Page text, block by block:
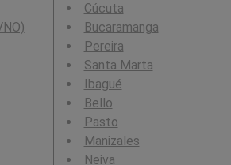
Cúcuta
Bucaramanga
Pereira
Santa Marta
Ibagué
Bello
Pasto
Manizales
Neiva